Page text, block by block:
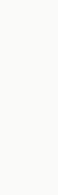
прозаики
как
Олеша в
время
он, в
общем,
двумя